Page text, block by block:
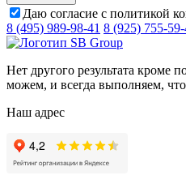
Даю согласие с политикой
8 (495) 989-98-41 8 (925) 755-59-
Нет другого результата кроме
можем, и всегда выполняем,
Наш адрес